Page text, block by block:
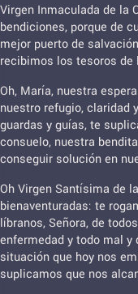
Virgen Inmaculada de la
bendiciones, porque de
mejor puerto de
recibimos los tesoros de
Oh, María, nuestra
nuestro refugio, claridad
guardas y guías, te
consuelo, nuestra
conseguir solución en
Oh Virgen Santísima de
bienaventuradas: te
líbranos, Señora, de
enfermedad y todo mal
situación que hoy nos
suplicamos que nos